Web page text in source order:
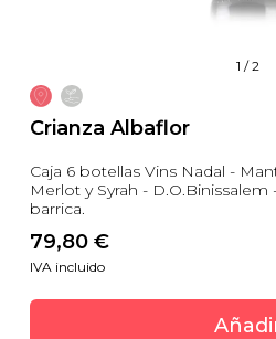
1 /2
Crianza Albaflor
Caja 6 botellas Vins Nadal -
Merlot y Syrah -
barrica.
79,80 €
IVA incluido